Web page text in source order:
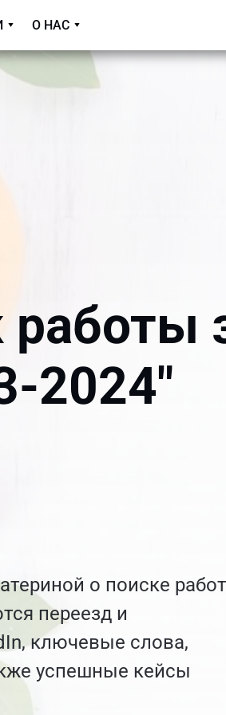
О НАС
работы
2024"
о поиске
переезд и
ключевые слова,
успешные кейсы